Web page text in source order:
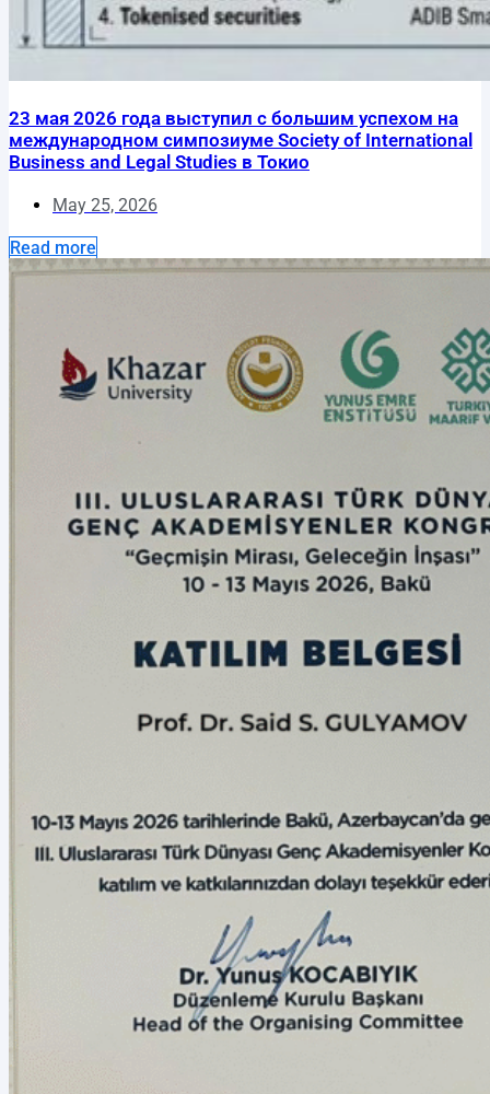
23 мая 2026 года выступил с большим успехом на
международном симпозиуме Society of International
Business and Legal Studies в Токио
May 25, 2026
Read more